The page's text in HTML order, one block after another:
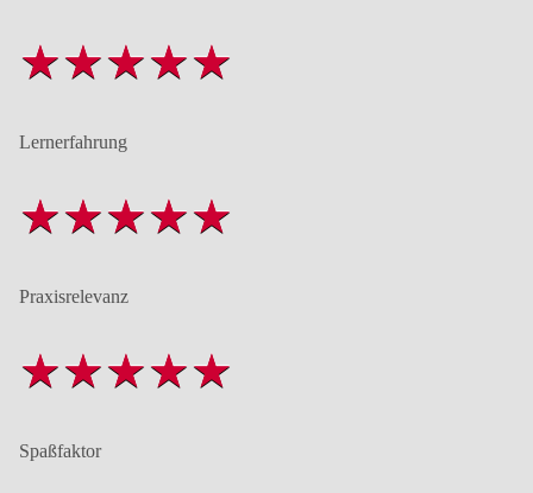
Lernerfahrung
Praxisrelevanz
Spaßfaktor